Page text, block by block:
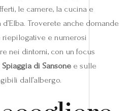
le camere, la cucina e
Troverete anche domande
e numerosi
nei dintorni, con un focus
Spiaggia di Sansone e sulle
dall’albergo.